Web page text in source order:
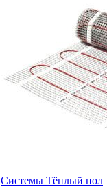
Системы Тёплый пол